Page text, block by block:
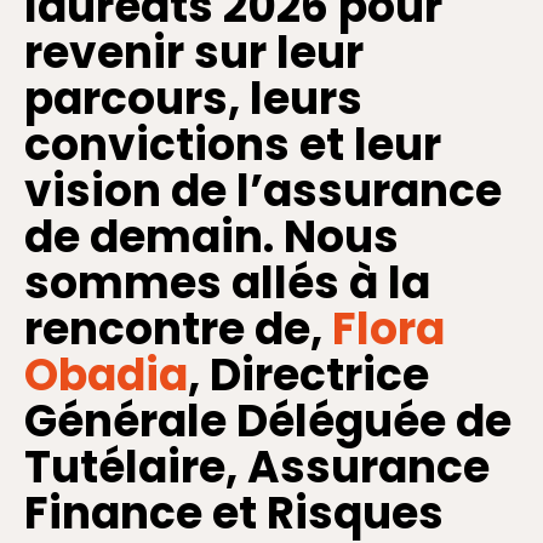
revenir sur leur
parcours, leurs
convictions et leur
vision de l’assurance
de demain. Nous
sommes allés à la
rencontre de, Flora
Obadia, Directrice
Générale Déléguée de
Tutélaire, Assurance
Finance et Risques